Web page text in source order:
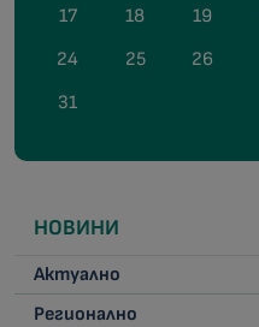
17
18 19
24
25 26
31
НОВИНИ
Актуално
Регионално